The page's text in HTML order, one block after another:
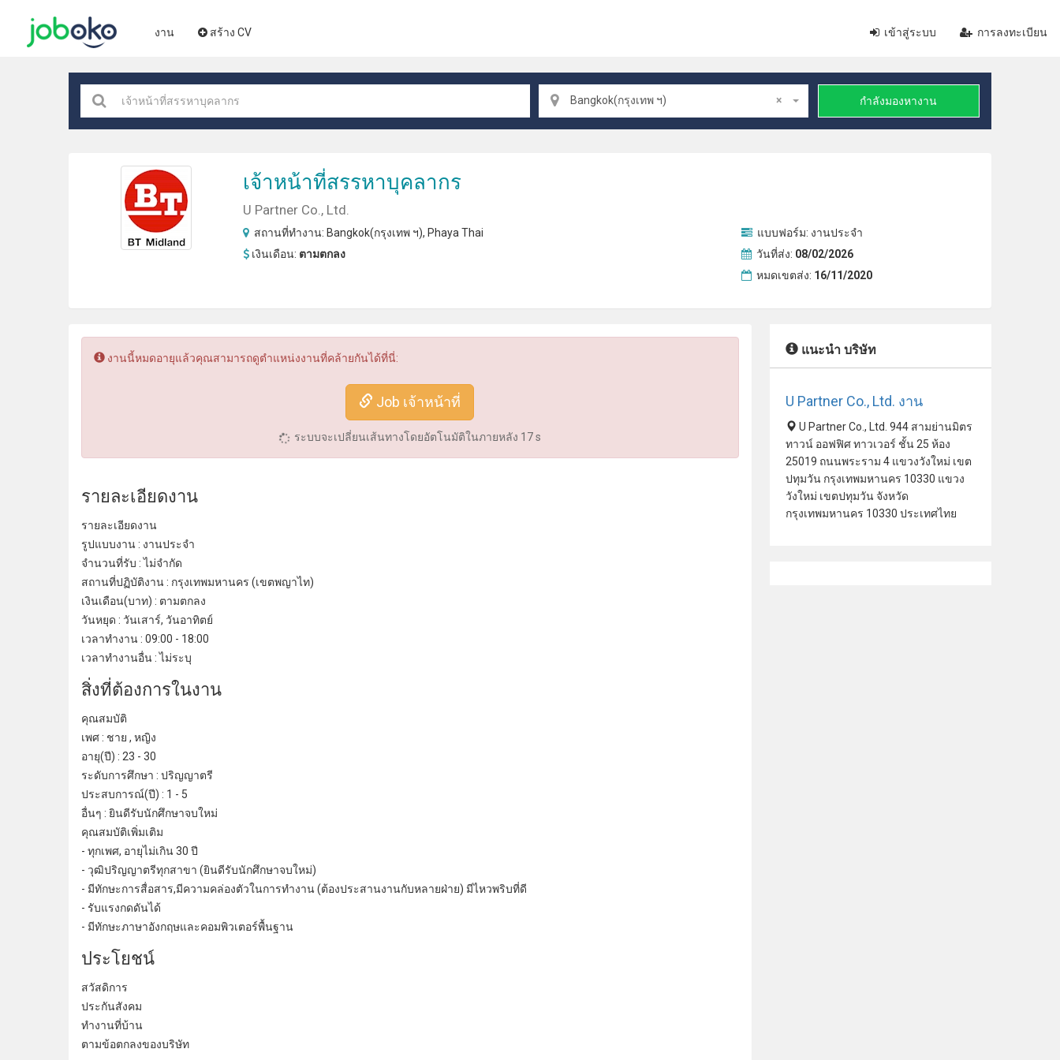
งาน สร้าง CV เข้าสู่ระบบ การลงทะเบียน
×
Bangkok(กรุงเทพ ฯ) กำลังมองหางาน
เจ้าหน้าที่สรรหาบุคลากร
U Partner Co., Ltd.
สถานที่ทำงาน: Bangkok(กรุงเทพ ฯ), Phaya Thai
เงินเดือน: ตามตกลง
แบบฟอร์ม: งานประจำ
วันที่ส่ง: 08/02/2026
หมดเขตส่ง: 16/11/2020
งานนี้หมดอายุแล้วคุณสามารถดูตำแหน่งงานที่คล้ายกันได้ที่นี่:
Job เจ้าหน้าที่
ระบบจะเปลี่ยนเส้นทางโดยอัตโนมัติในภายหลัง 16s
รายละเอียดงาน
รายละเอียดงาน
รูปแบบงาน : งานประจํา
จํานวนที่รับ : ไม่จํากัด
สถานที่ปฏิบัติงาน : กรุงเทพมหานคร (เขตพญาไท)
เงินเดือน(บาท) : ตามตกลง
วันหยุด : วันเสาร์, วันอาทิตย์
เวลาทํางาน : 09:00 - 18:00
เวลาทํางานอื่น : ไม่ระบุ
สิ่งที่ต้องการในงาน
คุณสมบัติ
เพศ : ชาย , หญิง
อายุ(ปี) : 23 - 30
ระดับการศึกษา : ปริญญาตรี
ประสบการณ์(ปี) : 1 - 5
อื่นๆ : ยินดีรับนักศึกษาจบใหม่
คุณสมบัติเพิ่มเติม
- ทุกเพศ, อายุไม่เกิน 30 ปี
- วุฒิปริญญาตรีทุกสาขา (ยินดีรับนักศึกษาจบใหม่)
- มีทักษะการสื่อสาร,มีความคล่องตัวในการทํางาน (ต้องประสานงานกับหลายฝ่าย) มีไหวพริบที่ดี
- รับแรงกดดันได้
- มีทักษะภาษาอังกฤษและคอมพิวเตอร์พื้นฐาน
ประโยชน์
สวัสดิการ
ประกันสังคม
ทํางานที่บ้าน
ตามข้อตกลงของบริษัท
แนะนำ บริษัท
U Partner Co., Ltd. งาน
U Partner Co., Ltd. 944 สามย่านมิตร
ทาวน์ ออฟฟิศ ทาวเวอร์ ชั้น 25 ห้อง
25019 ถนนพระราม 4 แขวงวังใหม่ เขต
ปทุมวัน กรุงเทพมหานคร 10330 แขวง
วังใหม่ เขตปทุมวัน จังหวัด
กรุงเทพมหานคร 10330 ประเทศไทย